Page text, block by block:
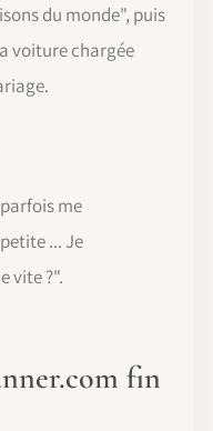
du monde", puis
voiture chargée
me
... Je
vite ?".
fin